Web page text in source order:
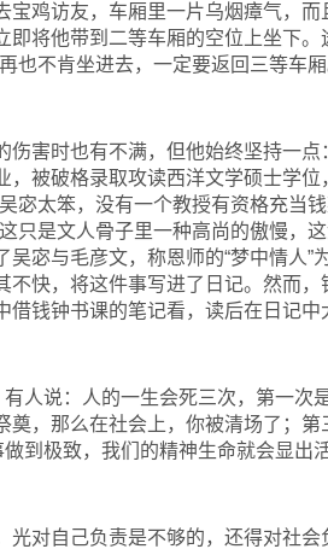
鸡访友，车厢里一片乌烟瘴气，
将他带到二等车厢的空位上坐下。
也不肯坐进去，一定要返回三等车
害时也有不满，但他始终坚持一点
被破格录取攻读西洋文学硕士学
宓太笨，没有一个教授有资格充当
只是文人骨子里一种高尚的傲慢，
宓与毛彦文，称恩师的“梦中情人”
快，将这件事写进了日记。然而，
钱钟书课的笔记看，读后在日记
人说：人的一生会死三次，第一次
，那么在社会上，你被清场了；
到极致，我们的精神生命就会显出
光对自己负责是不够的，还得对社